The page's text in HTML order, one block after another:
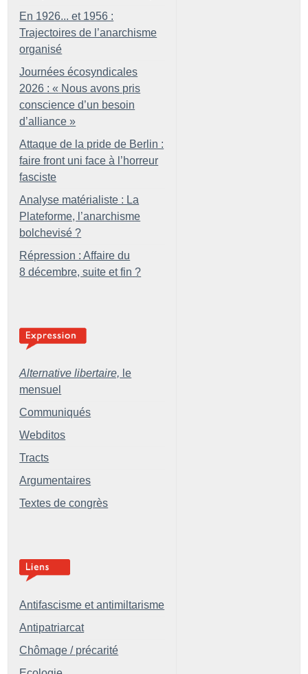
En 1926... et 1956 :
Trajectoires de l’anarchisme
organisé
Journées écosyndicales
2026 : « Nous avons pris
conscience d’un besoin
d’alliance »
Attaque de la pride de Berlin :
faire front uni face à l’horreur
fasciste
Analyse matérialiste : La
Plateforme, l’anarchisme
bolchevisé ?
Répression : Affaire du
8 décembre, suite et fin ?
Alternative libertaire, le
mensuel
Communiqués
Webditos
Tracts
Argumentaires
Textes de congrès
Antifascisme et antimiltarisme
Antipatriarcat
Chômage / précarité